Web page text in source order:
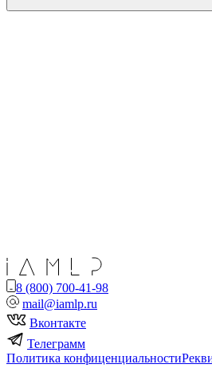
8 (800) 700-41-98
mail@iamlp.ru
Вконтакте
Телеграмм
Политика конфиценциальности